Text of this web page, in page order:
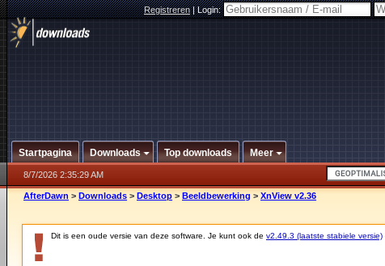
Registreren|Login:
Startpagina Downloads Top downloads Meer
8/7/2026 2:35:29 AM
AfterDawn > Downloads > Desktop > Beeldbewerking > XnView v2.36
Dit is een oude versie van deze software. Je kunt ook de v2.49.3 (laatste stabiele versie)